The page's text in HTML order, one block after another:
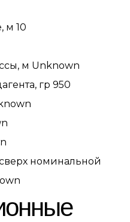
м10
м Unknown
гр950
номинальной